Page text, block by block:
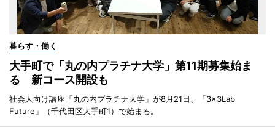
暮らす・働く
大手町で「丸の内プラチナ大学」第11期募集始ま
る 新コース開設も
社会人向け講座「丸の内プラチナ大学」が8月21日、「3×3Lab
Future」（千代田区大手町1）で始まる。